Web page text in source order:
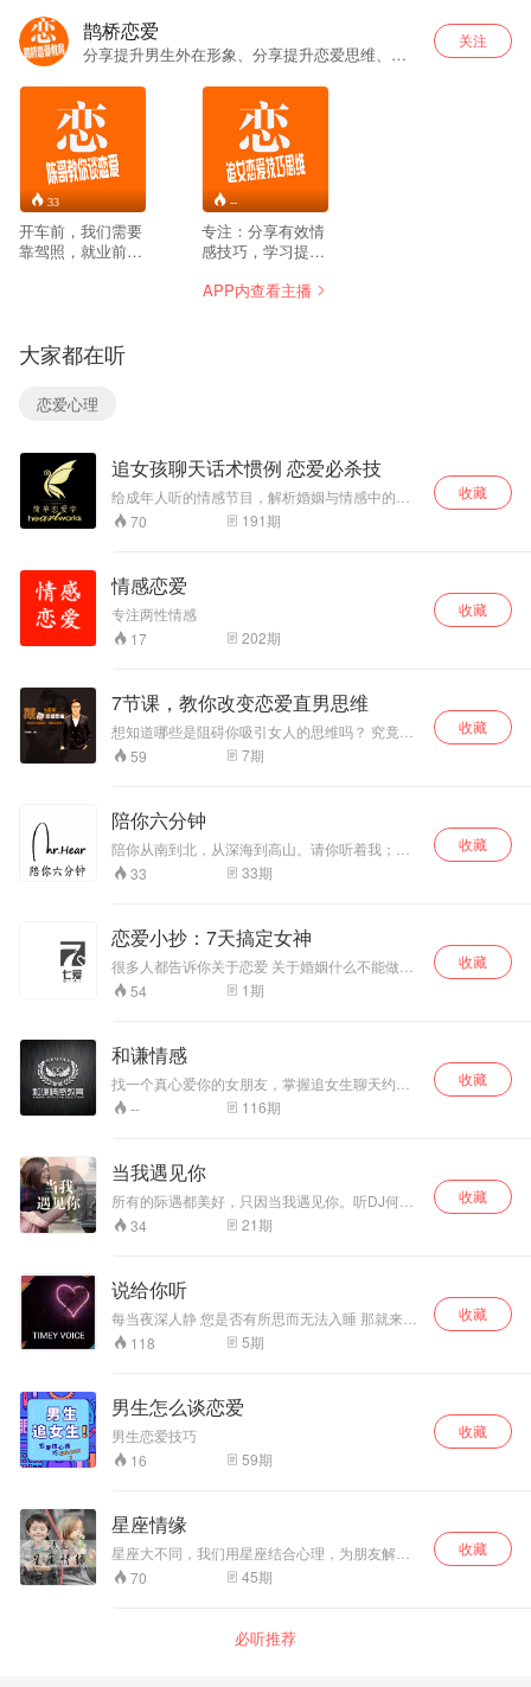
鹊桥恋爱
分享提升男生外在形象、分享提升恋爱思维、高
关注
33
开车前，我们需要
靠驾照，就业前，
学校里不教，就凭
着自己像无头苍蝇
一样到处乱
撞！！！ 来鹊桥恋
afckq 解决您的情
感问题，成为情场
高手，做高情商男
人，开始学习导师
多年总结的恋爱经
自由。
--
专注：分享有效情
感技巧，学习提升
级恋爱情商思维、
APP内查看主播
大家都在听
恋爱心理
追女孩聊天话术惯例 恋爱必杀技
给成年人听的情感节目，解析婚姻与情感中的问
题。12年从事恋爱，情感，家庭与婚姻疗愈，有
过数万例情感问题解决经验。帮你看透男男女
向我提问。
70 191期
收藏
情感恋爱
专注两性情感
17
202期
收藏
7节课，教你改变恋爱直男思维
想知道哪些是阻碍你吸引女人的思维吗？ 究竟是
什么阻碍了你的爱情？ 与女人博弈的过程中究竟
有哪些看不见，摸不着却又实实在在存在的思维
避免错误恋爱思维，针对男性两性情感进行最深
度剖析，让你的爱情做到心里有数 不在迷惑！
59 7期
收藏
陪你六分钟
陪你从南到北，从深海到高山。请你听着我；让
我陪你六分钟，“用最柔情的男声陪伴你每一个夜
晚”，唤醒您身体的每一份触动。（wechat：陪你
33 33期
收藏
恋爱小抄：7天搞定女神
很多人都告诉你关于恋爱 关于婚姻什么不能做，
但是他们都不告诉你为什么这么做 你没有真真切
切的体会，那么你只会遇到之后犯同样的错误，
情感教育的态度！！！
54 1期
收藏
和谦情感
找一个真心爱你的女朋友，掌握追女生聊天约会
恋爱技能，手把手教你和女生聊天约会，专业帮
助你解决情感困惑，让你喜欢的女神喜欢上你。
你的一生！
-- 116期
收藏
当我遇见你
所有的际遇都美好，只因当我遇见你。听DJ何远
的浅吟轻述，为你拾起生活中与那些人、那些事
相遇的微小片段。
34 21期
收藏
说给你听
每当夜深人静 您是否有所思而无法入睡 那就来听
听主播的声音吧 情感 哲理 心情日志 现代诗歌等
等 如果需要可以添加主播微博LlTlANHAO微信
的整理音频上传到专辑里的 谢谢大家
118 5期
收藏
男生怎么谈恋爱
男生恋爱技巧
16
59期
收藏
星座情缘
星座大不同，我们用星座结合心理，为朋友解开
一道又一道的爱情习题，别再十字路徘回犹豫，
仔细聆听我们为您精心准备的情感星座。本期主
70 45期
收藏
必听推荐